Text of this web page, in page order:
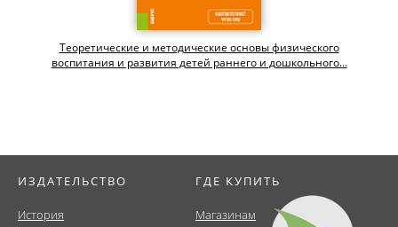
Теоретические и методические основы физического
воспитания и развития детей раннего и дошкольного...
ИЗДАТЕЛЬСТВО
История
ГДЕ КУПИТЬ
Магазинам